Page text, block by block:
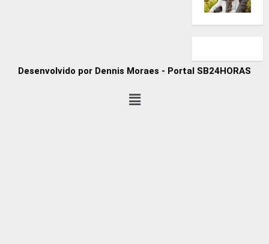
Desenvolvido por Dennis Moraes - Portal SB24HORAS